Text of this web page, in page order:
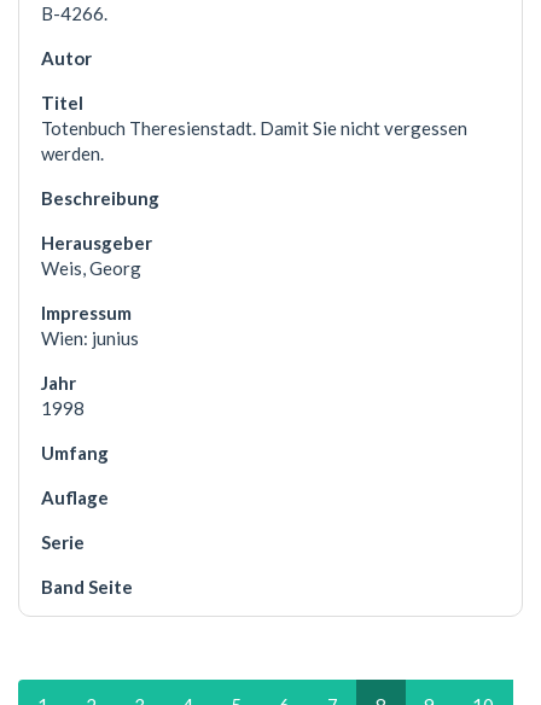
B-4266.
Totenbuch Theresienstadt. Damit Sie nicht vergessen
werden.
Weis, Georg
Wien: junius
1998